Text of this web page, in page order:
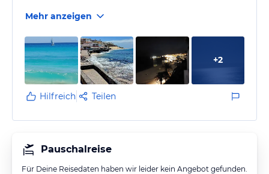
Mehr anzeigen
+2
Hilfreich Teilen
Pauschalreise
Für Deine Reisedaten haben wir leider kein Angebot gefunden.